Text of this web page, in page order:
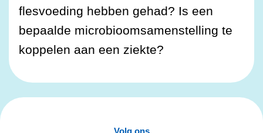
flesvoeding hebben gehad? Is een
bepaalde microbioomsamenstelling te
koppelen aan een ziekte?